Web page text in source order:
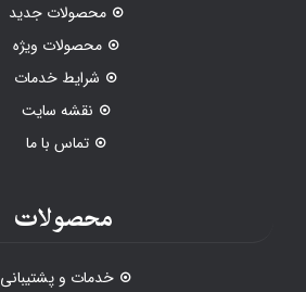
محصولات جدید
محصولات ویژه
شرایط خدمات
نقشه سایت
تماس با ما
محصولات
خدمات و پشتیبانی